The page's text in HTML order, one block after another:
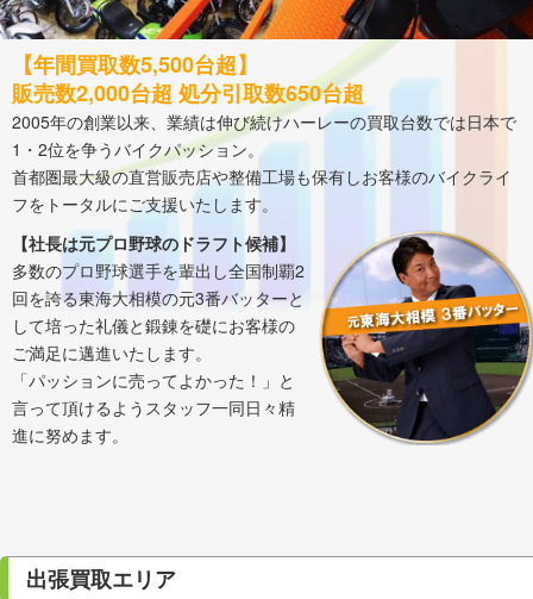
【年間買取数5,500台超】
販売数2,000台超 処分引取数650台超
2005年の創業以来、業績は伸び続けハーレーの買取台数では日本で
1・2位を争うバイクパッション。
首都圏最大級の直営販売店や整備工場も保有しお客様のバイクライ
フをトータルにご支援いたします。
【社長は元プロ野球のドラフト候補】
多数のプロ野球選手を輩出し全国制覇2
回を誇る東海大相模の元3番バッターと
して培った礼儀と鍛錬を礎にお客様の
ご満足に邁進いたします。
「パッションに売ってよかった！」と
言って頂けるようスタッフ一同日々精
進に努めます。
出張買取エリア